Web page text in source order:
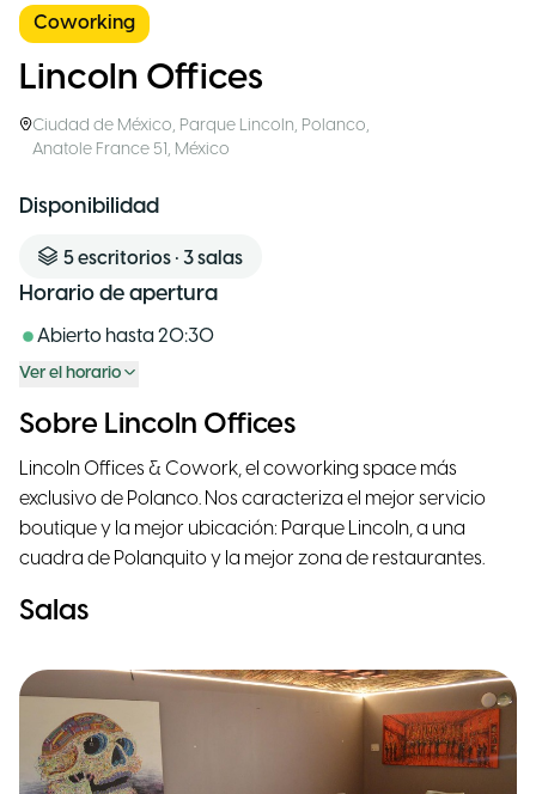
Coworking
Lincoln Offices
Ciudad de México, Parque Lincoln, Polanco,
Anatole France 51, México
Disponibilidad
5escritorios • 3salas
Horario de apertura
Abierto hasta20:30
Ver el horario
Sobre Lincoln Offices
Lincoln Offices & Cowork, el coworking space más
exclusivo de Polanco. Nos caracteriza el mejor servicio
boutique y la mejor ubicación: Parque Lincoln, a una
cuadra de Polanquito y la mejor zona de restaurantes.
Salas